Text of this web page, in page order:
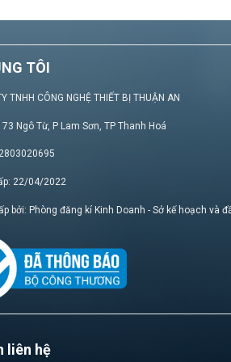
TÔI
TNHH CÔNG NGHỆ THIẾT BỊ THUẬN AN
Ngô Từ, P Lam Sơn, TP Thanh Hoá
22/04/2022
bởi: Phòng đăng kí Kinh Doanh - Sở kế hoạch và
liên hệ